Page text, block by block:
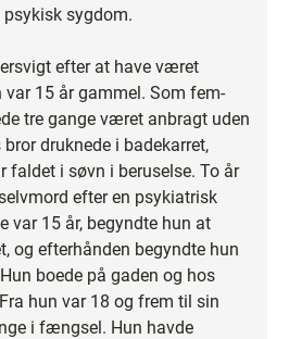
sygdom.
efter at have været
var 15 år gammel. Som fem-
tre gange været anbragt uden
druknede i badekarret,
faldet i søvn i beruselse. To år
efter en psykiatrisk
var 15 år, begyndte hun at
og efterhånden begyndte hun
boede på gaden og hos
hun var 18 og frem til sin
i fængsel. Hun havde